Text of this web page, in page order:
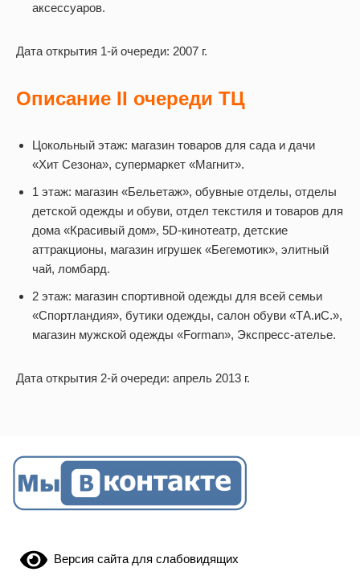
аксессуаров.
Дата открытия 1-й очереди: 2007 г.
Описание II очереди ТЦ
Цокольный этаж: магазин товаров для сада и дачи
«Хит Сезона», супермаркет «Магнит».
1 этаж: магазин «Бельетаж», обувные отделы, отделы
детской одежды и обуви, отдел текстиля и товаров для
дома «Красивый дом», 5D-кинотеатр, детские
аттракционы, магазин игрушек «Бегемотик», элитный
чай, ломбард.
2 этаж: магазин спортивной одежды для всей семьи
«Спортландия», бутики одежды, салон обуви «ТА.иС.»,
магазин мужской одежды «Forman», Экспресс-ателье.
Дата открытия 2-й очереди: апрель 2013 г.
Версия сайта для слабовидящих